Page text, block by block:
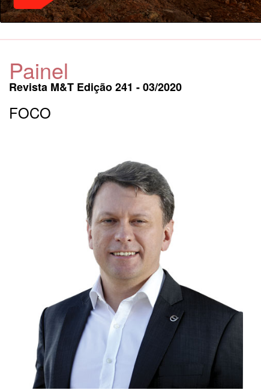
Painel
Revista M&T Edição 241 - 03/2020
FOCO